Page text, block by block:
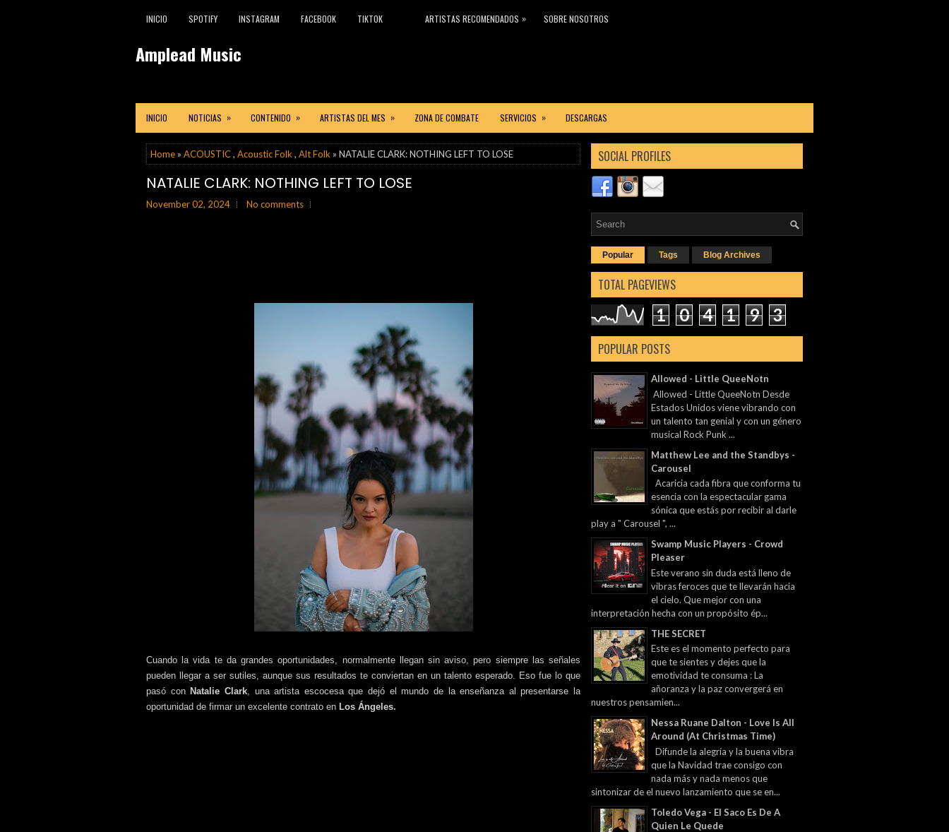
INICIO SPOTIFY INSTAGRAM FACEBOOK TIKTOK ARTISTAS RECOMENDADOS » SOBRE NOSOTROS
Amplead Music
INICIO NOTICIAS » CONTENIDO » ARTISTAS DEL MES » ZONA DE COMBATE SERVICIOS » DESCARGAS
Home » ACOUSTIC, Acoustic Folk , Alt Folk » NATALIE CLARK: NOTHING LEFT TO LOSE
NATALIE CLARK: NOTHING LEFT TO LOSE
November 02, 2024 No comments
Cuando la vida te da grandes oportunidades, normalmente llegan sin aviso, pero siempre las señales
pueden llegar a ser sutiles, aunque sus resultados te conviertan en un talento esperado. Eso fue lo que
pasó con Natalie Clark, una artista escocesa que dejó el mundo de la enseñanza al presentarse la
oportunidad de firmar un excelente contrato en Los Ángeles.
SOCIAL PROFILES
Popular Tags Blog Archives
TOTAL PAGEVIEWS
1 0 4 1 9 3
POPULAR POSTS
Allowed - Little QueeNotn
Allowed - Little QueeNotn Desde
Estados Unidos viene vibrando con
un talento tan genial y con un género
musical Rock Punk ...
Matthew Lee and the Standbys -
Carousel
Acaricia cada fibra que conforma tu
esencia con la espectacular gama
sónica que estás por recibir al darle
play a " Carousel ", ...
Swamp Music Players - Crowd
Pleaser
Este verano sin duda está lleno de
vibras feroces que te llevarán hacia
el cielo. Que mejor con una
interpretación hecha con un propósito ép...
THE SECRET
Este es el momento perfecto para
que te sientes y dejes que la
emotividad te consuma : La
añoranza y la paz convergerá en
nuestros pensamien...
Nessa Ruane Dalton - Love Is All
Around (At Christmas Time)
Difunde la alegría y la buena vibra
que la Navidad trae consigo con
nada más y nada menos que
sintonizar de el nuevo lanzamiento que se en...
Toledo Vega - El Saco Es De A
Quien Le Quede